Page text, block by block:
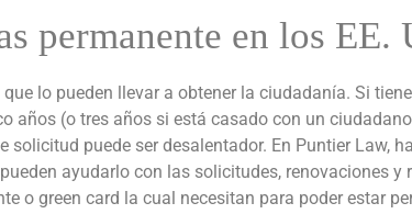
permanente en los EE.
lo pueden llevar a obtener la ciudadanía. Si
años (o tres años si está casado con un
solicitud puede ser desalentador. En Puntier Law,
ayudarlo con las solicitudes, renovaciones y
o green card la cual necesitan para poder estar